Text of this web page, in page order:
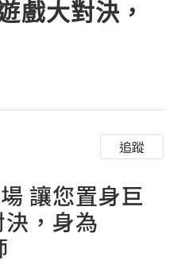
戲大對決，
追蹤
讓您置身巨
，身為